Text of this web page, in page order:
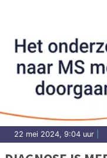
22 mei 2024, 9:04 uur